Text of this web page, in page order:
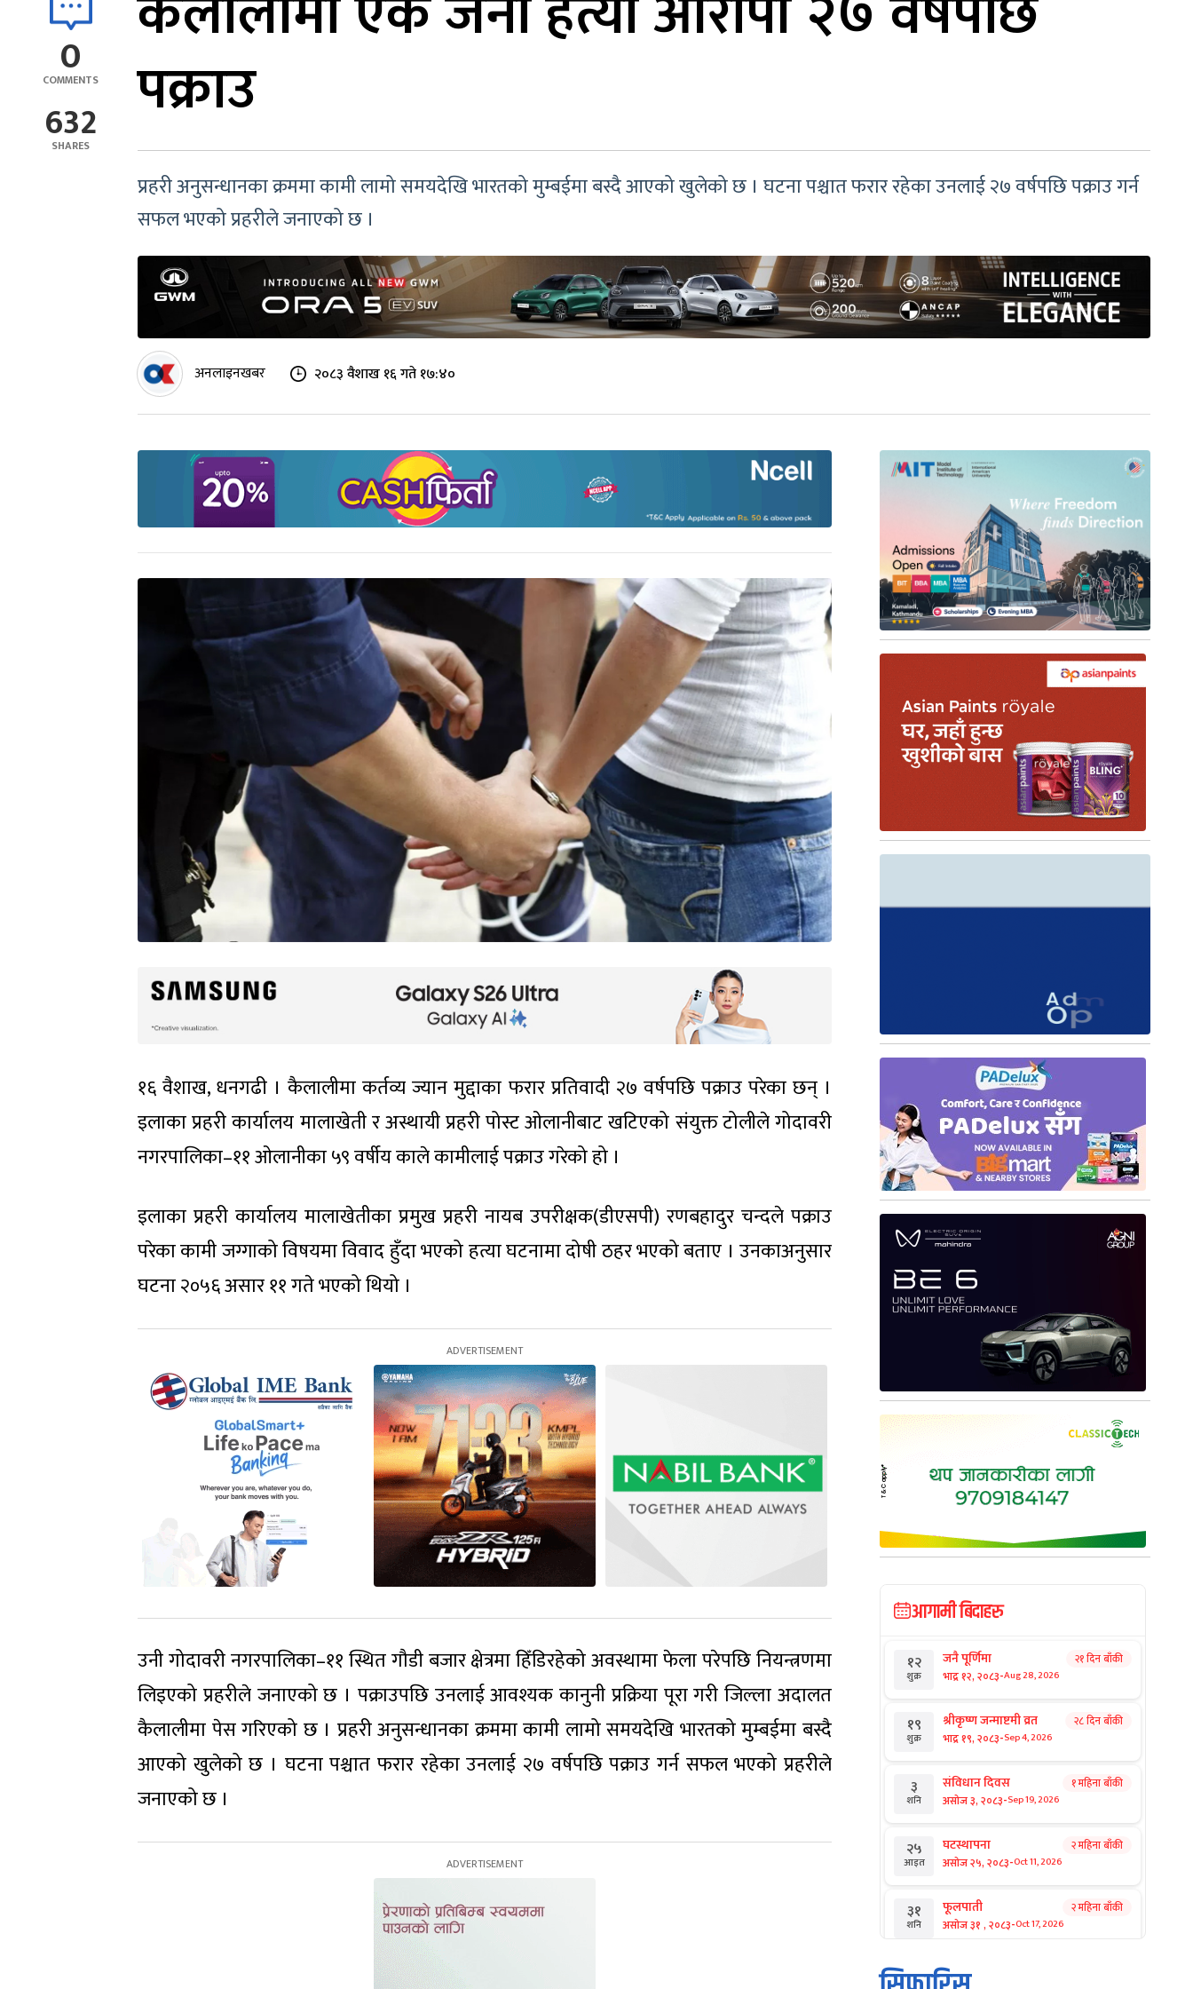
0
COMMENTS
632
SHARES
पक्राउ
प्रहरी अनुसन्धानका क्रममा कामी लामो समयदेखि भारतको मुम्बईमा बस्दै आएको खुलेको छ । घटना पश्चात फरार रहेका उनलाई २७ वर्षपछि पक्राउ गर्न
सफल भएको प्रहरीले जनाएको छ ।
अनलाइनखबर २०८३ वैशाख १६ गते १७:४०
१६ वैशाख, धनगढी । कैलालीमा कर्तव्य ज्यान मुद्दाका फरार प्रतिवादी २७ वर्षपछि पक्राउ परेका छन् ।
इलाका प्रहरी कार्यालय मालाखेती र अस्थायी प्रहरी पोस्ट ओलानीबाट खटिएको संयुक्त टोलीले गोदावरी
नगरपालिका–११ ओलानीका ५९ वर्षीय काले कामीलाई पक्राउ गरेको हो ।
इलाका प्रहरी कार्यालय मालाखेतीका प्रमुख प्रहरी नायब उपरीक्षक(डीएसपी) रणबहादुर चन्दले पक्राउ
परेका कामी जग्गाको विषयमा विवाद हुँदा भएको हत्या घटनामा दोषी ठहर भएको बताए । उनकाअनुसार
घटना २०५६ असार ११ गते भएको थियो ।
उनी गोदावरी नगरपालिका–११ स्थित गौडी बजार क्षेत्रमा हिँडिरहेको अवस्थामा फेला परेपछि नियन्त्रणमा
लिइएको प्रहरीले जनाएको छ । पक्राउपछि उनलाई आवश्यक कानुनी प्रक्रिया पूरा गरी जिल्ला अदालत
कैलालीमा पेस गरिएको छ । प्रहरी अनुसन्धानका क्रममा कामी लामो समयदेखि भारतको मुम्बईमा बस्दै
आएको खुलेको छ । घटना पश्चात फरार रहेका उनलाई २७ वर्षपछि पक्राउ गर्न सफल भएको प्रहरीले
जनाएको छ ।
आगामी बिदाहरु
१२
शुक्र
जनै पूर्णिमा
भाद्र १२, २०८३-Aug 28, 2026
२१ दिन बाँकी
१९
शुक्र
श्रीकृष्ण जन्माष्टमी व्रत
भाद्र १९, २०८३-Sep 4, 2026
२८ दिन बाँकी
३
शनि
संविधान दिवस
असोज ३, २०८३-Sep 19, 2026
१ महिना बाँकी
२५
आइत
घटस्थापना
असोज २५, २०८३-Oct 11, 2026
२ महिना बाँकी
३१
शनि
फूलपाती
असोज ३१ , २०८३-Oct 17, 2026
२ महिना बाँकी
१ कार्तिक सङ्क्रान्ति